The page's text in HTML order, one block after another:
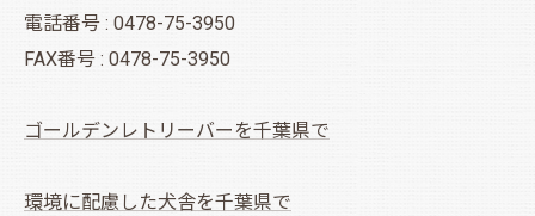
電話番号 : 0478-75-3950
FAX番号 : 0478-75-3950
ゴールデンレトリーバーを千葉県で
環境に配慮した犬舎を千葉県で